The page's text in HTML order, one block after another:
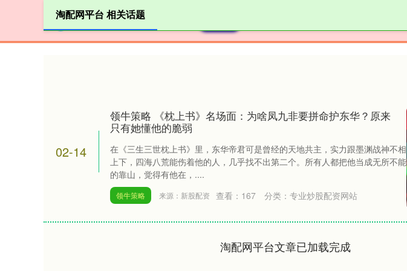
淘配网平台 相关话题
02-14
领牛策略 《枕上书》名场面：为啥凤九非要拼命护东华？原来
只有她懂他的脆弱
在《三生三世枕上书》里，东华帝君可是曾经的天地共主，实力跟墨渊战神不相
上下，四海八荒能伤着他的人，几乎找不出第二个。所有人都把他当成无所不能
的靠山，觉得有他在，....
领牛策略 来源：新股配资 查看： 167 分类： 专业炒股配资网站
淘配网平台文章已加载完成